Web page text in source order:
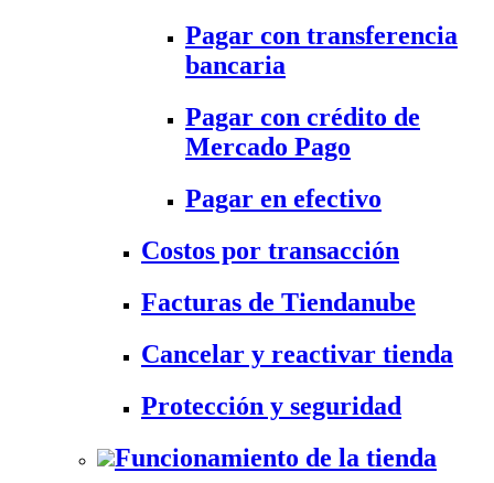
Pagar con transferencia
bancaria
Pagar con crédito de
Mercado Pago
Pagar en efectivo
Costos por transacción
Facturas de Tiendanube
Cancelar y reactivar tienda
Protección y seguridad
Funcionamiento de la tienda